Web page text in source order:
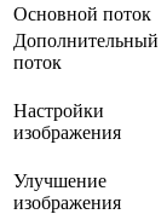
Основной поток
Дополнительный
поток
Настройки
изображения
Улучшение
изображения